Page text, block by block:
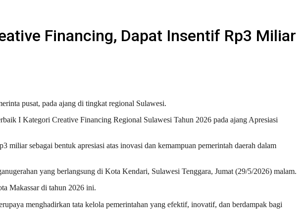
Financing, Dapat Insentif Rp3 Miliar
pusat, pada ajang di tingkat regional Sulawesi.
I Kategori Creative Financing Regional Sulawesi Tahun 2026 pada ajang Apresiasi
sebagai bentuk apresiasi atas inovasi dan kemampuan pemerintah daerah dalam
yang berlangsung di Kota Kendari, Sulawesi Tenggara, Jumat (29/5/2026) malam.
Makassar di tahun 2026 ini.
menghadirkan tata kelola pemerintahan yang efektif, inovatif, dan berdampak bagi